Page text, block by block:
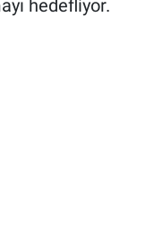
hedefliyor.